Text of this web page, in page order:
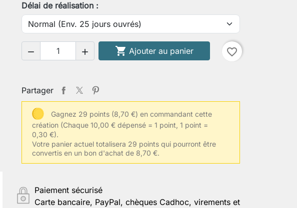
Votre tour de taille au plus mince
Votre largeur d'épaules
Votre taille habituelle de vêtements
Autres informations
Délai de réalisation :
   Ajouter au panier favorite_border
Partager
Gagnez 29 points (8,70 €) en commandant cette
création (Chaque 10,00 € dépensé = 1 point, 1 point =
0,30 €).
Votre panier actuel totalisera 29 points qui pourront être
convertis en un bon d'achat de 8,70 €.
Paiement sécurisé
Carte bancaire, PayPal, chèques Cadhoc, virements et